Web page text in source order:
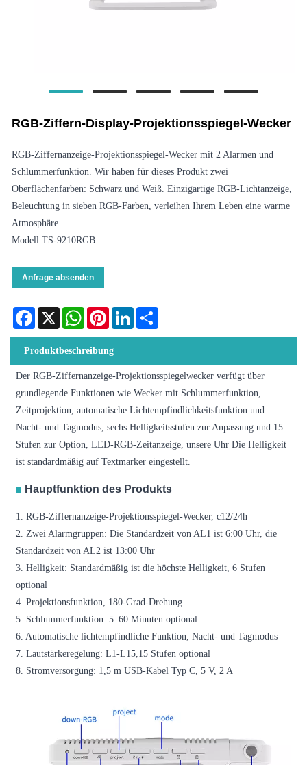
RGB-Ziffern-Display-Projektionsspiegel-Wecker
RGB-Ziffernanzeige-Projektionsspiegel-Wecker mit 2 Alarmen und
Schlummerfunktion. Wir haben für dieses Produkt zwei
Oberflächenfarben: Schwarz und Weiß. Einzigartige RGB-Lichtanzeige,
Beleuchtung in sieben RGB-Farben, verleihen Ihrem Leben eine warme
Atmosphäre.
Modell:TS-9210RGB
Anfrage absenden
Facebook
X WhatsAppPinterestLinkedIn
Produktbeschreibung
Der RGB-Ziffernanzeige-Projektionsspiegelwecker verfügt über
grundlegende Funktionen wie Wecker mit Schlummerfunktion,
Zeitprojektion, automatische Lichtempfindlichkeitsfunktion und
Nacht- und Tagmodus, sechs Helligkeitsstufen zur Anpassung und 15
Stufen zur Option, LED-RGB-Zeitanzeige, unsere Uhr Die Helligkeit
ist standardmäßig auf Textmarker eingestellt.
Hauptfunktion des Produkts
1. RGB-Ziffernanzeige-Projektionsspiegel-Wecker, c12/24h
2. Zwei Alarmgruppen: Die Standardzeit von AL1 ist 6:00 Uhr, die
Standardzeit von AL2 ist 13:00 Uhr
3. Helligkeit: Standardmäßig ist die höchste Helligkeit, 6 Stufen
optional
4. Projektionsfunktion, 180-Grad-Drehung
5. Schlummerfunktion: 5–60 Minuten optional
6. Automatische lichtempfindliche Funktion, Nacht- und Tagmodus
7. Lautstärkeregelung: L1-L15,15 Stufen optional
8. Stromversorgung: 1,5 m USB-Kabel Typ C, 5 V, 2 A